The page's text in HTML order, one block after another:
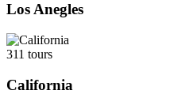
Los Anegles
311 tours
California